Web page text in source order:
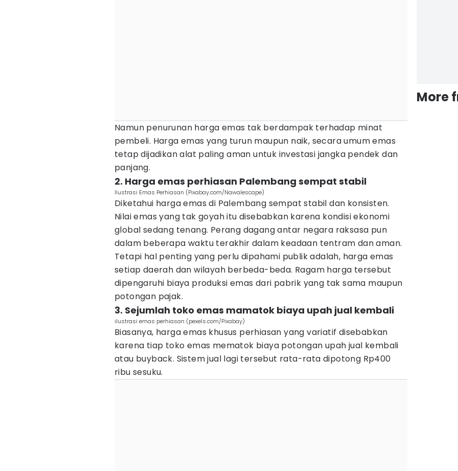
Namun penurunan harga emas tak berdampak terhadap minat
pembeli. Harga emas yang turun maupun naik, secara umum emas
tetap dijadikan alat paling aman untuk investasi jangka pendek dan
panjang.
2. Harga emas perhiasan Palembang sempat stabil
Ilustrasi Emas Perhiasan (Pixabay.com/Nawalescape)
Diketahui harga emas di Palembang sempat stabil dan konsisten.
Nilai emas yang tak goyah itu disebabkan karena kondisi ekonomi
global sedang tenang. Perang dagang antar negara raksasa pun
dalam beberapa waktu terakhir dalam keadaan tentram dan aman.
Tetapi hal penting yang perlu dipahami publik adalah, harga emas
setiap daerah dan wilayah berbeda-beda. Ragam harga tersebut
dipengaruhi biaya produksi emas dari pabrik yang tak sama maupun
potongan pajak.
3. Sejumlah toko emas mamatok biaya upah jual kembali
ilustrasi emas perhiasan (pexels.com/Pixabay)
Biasanya, harga emas khusus perhiasan yang variatif disebabkan
karena tiap toko emas mematok biaya potongan upah jual kembali
atau buyback. Sistem jual lagi tersebut rata-rata dipotong Rp400
ribu sesuku.
More